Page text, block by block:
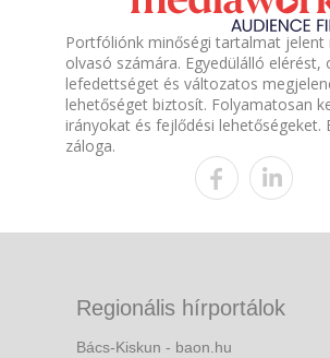
Portfóliónk minőségi tartalmat jelent
olvasó számára. Egyedülálló elérést,
lefedettséget és változatos
lehetőséget biztosít. Folyamatosan
irányokat és fejlődési lehetőségeket.
záloga.
Regionális hírportálok
Bács-Kiskun - baon.hu